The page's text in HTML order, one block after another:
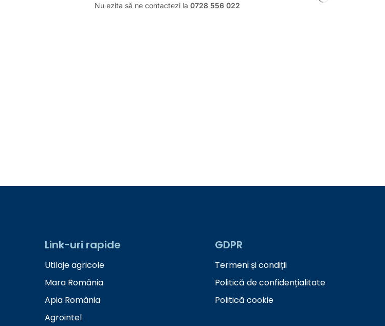
Nu ezita să ne contactezi la 0728 556 022
Link-uri rapide
Utilaje agricole
Mara România
Apia România
Agrointel
GDPR
Termeni și condiții
Politică de confidențialitate
Politică cookie